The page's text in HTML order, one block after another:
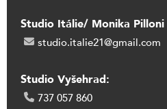
Studio Itálie/ Monika Pilloni
studio.italie21@gmail.com
Studio Vyšehrad:
737 057 860